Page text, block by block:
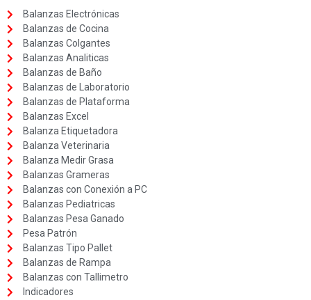
Balanzas Electrónicas
Balanzas de Cocina
Balanzas Colgantes
Balanzas Analiticas
Balanzas de Baño
Balanzas de Laboratorio
Balanzas de Plataforma
Balanzas Excel
Balanza Etiquetadora
Balanza Veterinaria
Balanza Medir Grasa
Balanzas Grameras
Balanzas con Conexión a PC
Balanzas Pediatricas
Balanzas Pesa Ganado
Pesa Patrón
Balanzas Tipo Pallet
Balanzas de Rampa
Balanzas con Tallimetro
Indicadores